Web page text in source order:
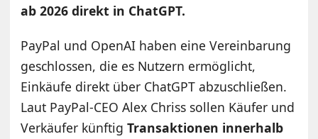
ab 2026 direkt in ChatGPT.
PayPal und OpenAI haben eine Vereinbarung
geschlossen, die es Nutzern ermöglicht,
Einkäufe direkt über ChatGPT abzuschließen.
Laut PayPal-CEO Alex Chriss sollen Käufer und
Verkäufer künftigTransaktionen innerhalb